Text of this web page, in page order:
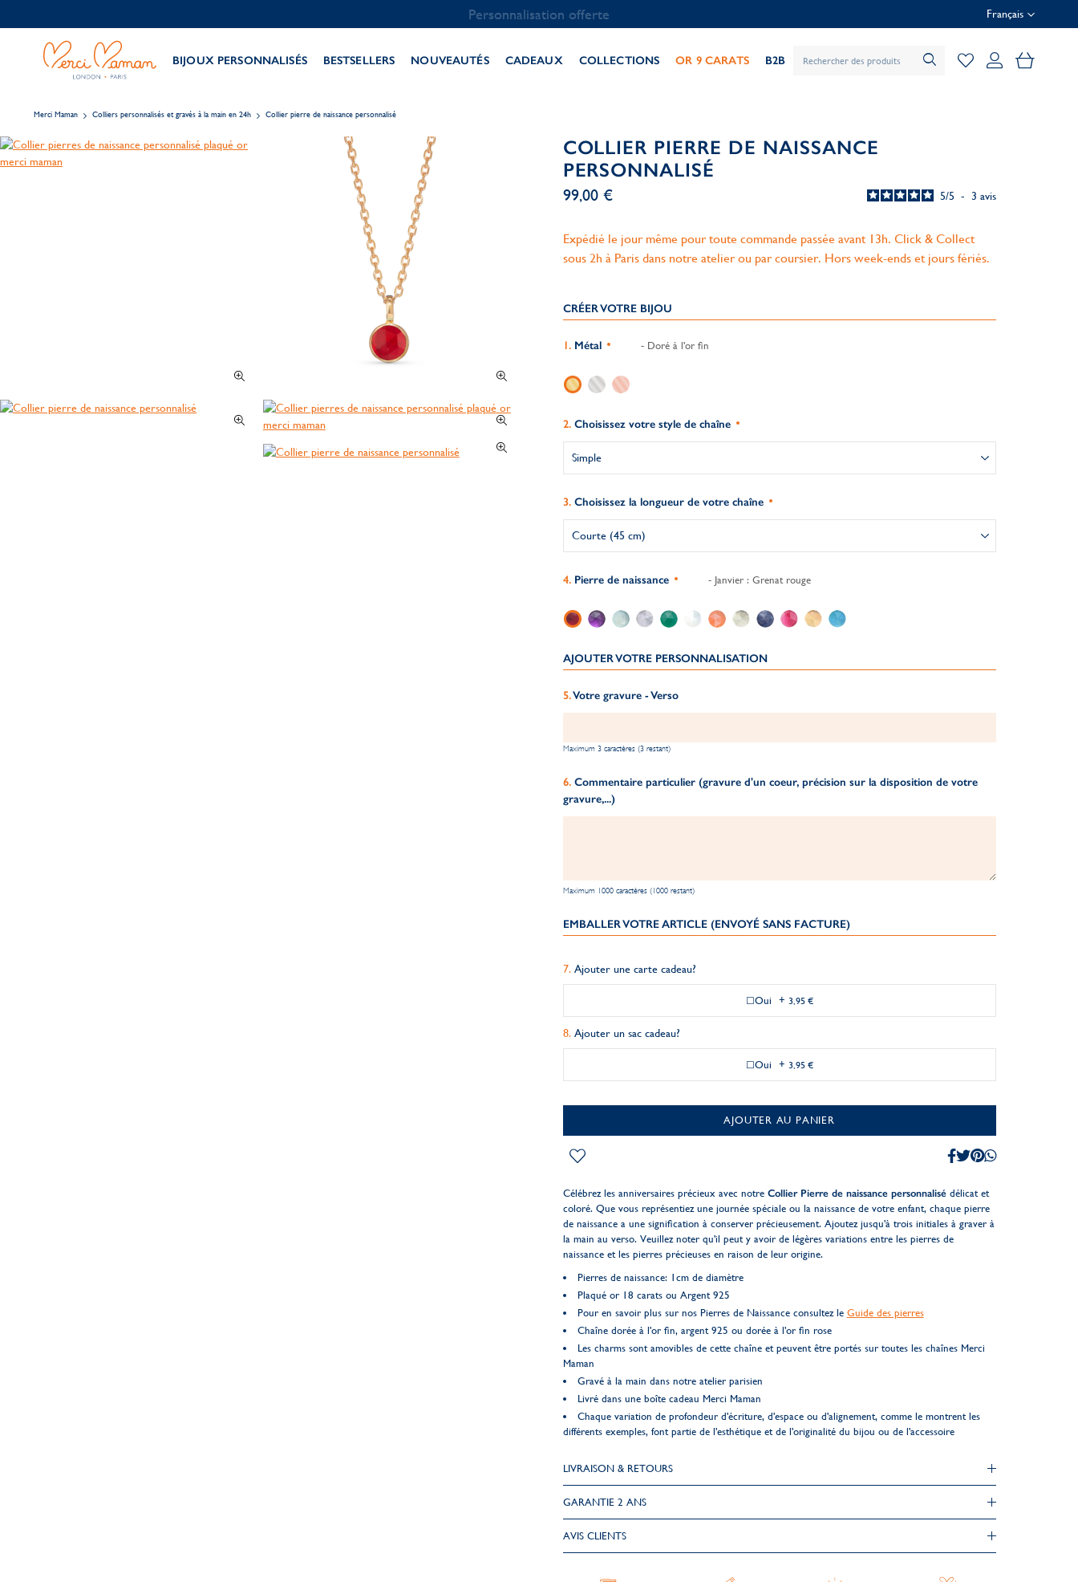
Personnalisation offerte Français
BIJOUX PERSONNALISÉS BESTSELLERS NOUVEAUTÉS CADEAUX COLLECTIONS OR 9 CARATS B2B Mon
Merci Maman Colliers personnalisés et gravés à la main en 24h Collier pierre de naissance personnalisé
COLLIER PIERRE DE NAISSANCE
PERSONNALISÉ
5/5 - 3 avis
99,00 €
Expédié le jour même pour toute commande passée avant 13h. Click & Collect
sous 2h à Paris dans notre atelier ou par coursier. Hors week-ends et jours fériés.
CRÉER VOTRE BIJOU
Métal - Doré à l'or fin
Choisissez votre style de chaîne
Choisissez la longueur de votre chaîne
Pierre de naissance - Janvier : Grenat rouge
AJOUTER VOTRE PERSONNALISATION
Votre gravure - Verso
Maximum 3 caractères (3 restant)
Commentaire particulier (gravure d'un coeur, précision sur la disposition de votre
gravure,...)
Maximum 1000 caractères (1000 restant)
EMBALLER VOTRE ARTICLE (ENVOYÉ SANS FACTURE)
Ajouter une carte cadeau?
Oui + 3,95 €
Ajouter un sac cadeau?
Oui + 3,95 €
AJOUTER AU PANIER
Célébrez les anniversaires précieux avec notre Collier Pierre de naissance personnalisédélicat et
coloré. Que vous représentiez une journée spéciale ou la naissance de votre enfant, chaque pierre
de naissance a une signification à conserver précieusement. Ajoutez jusqu'à trois initiales à graver à
la main au verso. Veuillez noter qu'il peut y avoir de légères variations entre les pierres de
naissance et les pierres précieuses en raison de leur origine.
Pierres de naissance: 1cm de diamètre
Plaqué or 18 carats ou Argent 925
Pour en savoir plus sur nos Pierres de Naissance consultez le Guide des pierres
Chaîne dorée à l'or fin, argent 925 ou dorée à l'or fin rose
Les charms sont amovibles de cette chaîne et peuvent être portés sur toutes les chaînes Merci
Maman
Gravé à la main dans notre atelier parisien
Livré dans une boîte cadeau Merci Maman
Chaque variation de profondeur d'écriture, d'espace ou d'alignement, comme le montrent les
différents exemples, font partie de l'esthétique et de l'originalité du bijou ou de l'accessoire
LIVRAISON & RETOURS
GARANTIE 2 ANS
AVIS CLIENTS